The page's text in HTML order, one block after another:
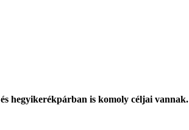
hegyikerékpárban is komoly céljai vannak.